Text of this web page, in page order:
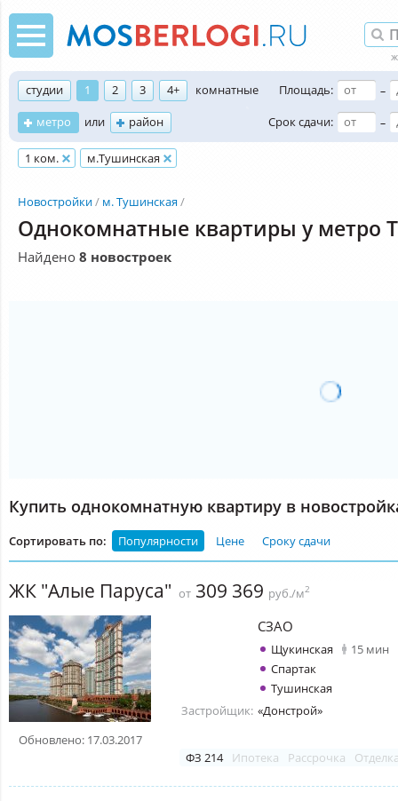
студии 1 2 3 4+
комнатные
метро
или район
Площадь:
–
Срок сдачи:
–
1 ком. м.Тушинская
Новостройки м. Тушинская
Однокомнатные квартиры у метро
Найдено 8 новостроек
Купить однокомнатную квартиру в
Сортировать по: Популярности Цене Сроку сдачи
ЖК "Алые Паруса" от 309 369 руб./м2
Обновлено: 17.03.2017
СЗАО
Щукинская
15 мин
Спартак
Тушинская
Застройщик: «Донстрой»
ФЗ 214 Ипотека Рассрочка